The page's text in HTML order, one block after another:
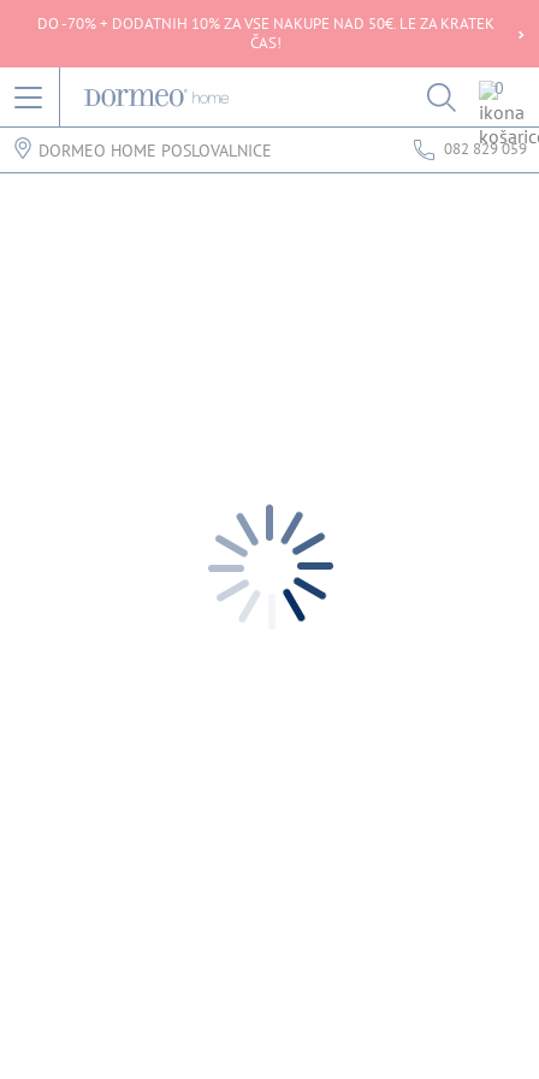
DO -70% + DODATNIH 10% ZA VSE NAKUPE NAD 50€. LE ZA KRATEK
ČAS!
0
DORMEO HOME POSLOVALNICE 082 829 059